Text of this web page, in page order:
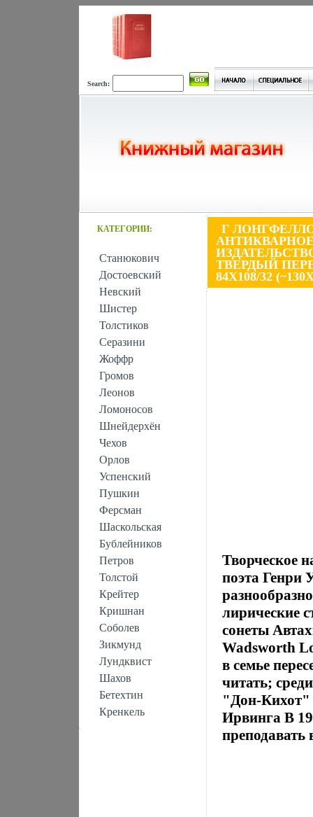
Search:
КАТЕГОРИИ:
Станюкович
Достоевский
Невский
Шистер
Толстиков
Серазини
Жоффр
Громов
Леонов
Ломоносов
Шнейдерхён
Чехов
Орлов
Успенский
Пушкин
Ферсман
Шаскольская
Бублейников
Петров
Толстой
Крейтер
Кришнан
Соболев
Зикмунд
Лундквист
Шахов
Бетехтин
Кренкель
Г
ТВЕРДЫЙ
84X108/32
Творческое
поэта Генри
лирические
сонеты
Wadsworth
в семье
читать;
"Дон-Кихот"
Ирвинга В
преподавать